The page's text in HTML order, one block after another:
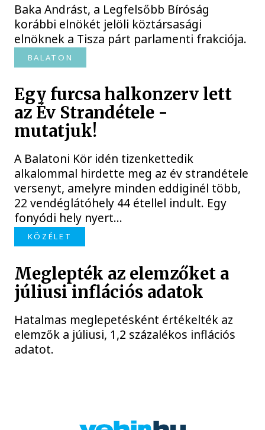
Baka Andrást, a Legfelsőbb Bíróság
korábbi elnökét jelöli köztársasági
elnöknek a Tisza párt parlamenti frakciója.
BALATON
Egy furcsa halkonzerv lett
az Év Strandétele -
mutatjuk!
A Balatoni Kör idén tizenkettedik
alkalommal hirdette meg az év strandétele
versenyt, amelyre minden eddiginél több,
22 vendéglátóhely 44 étellel indult. Egy
fonyódi hely nyert...
KÖZÉLET
Meglepték az elemzőket a
júliusi inflációs adatok
Hatalmas meglepetésként értékelték az
elemzők a júliusi, 1,2 százalékos inflációs
adatot.